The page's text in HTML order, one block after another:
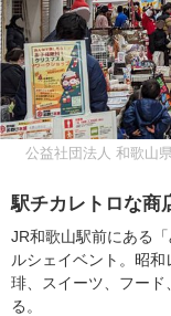
公益社団法人 和歌山
駅チカレトロな商
JR和歌山駅前にある
ルシェイベント。昭
琲、スイーツ、フー
る。